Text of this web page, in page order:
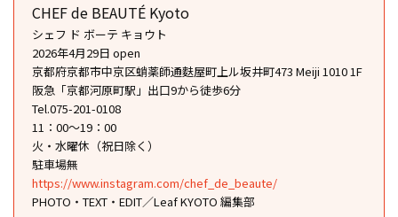
CHEF de BEAUTÉ Kyoto
シェフ ド ボーテ キョウト
2026年4月29日 open
京都府京都市中京区蛸薬師通麩屋町上ル坂井町473 Meiji 1010 1F
阪急「京都河原町駅」出口9から徒歩6分
Tel.075-201-0108
11：00〜19：00
火・水曜休（祝日除く）
駐車場無
https://www.instagram.com/chef_de_beaute/
PHOTO・TEXT・EDIT／Leaf KYOTO 編集部